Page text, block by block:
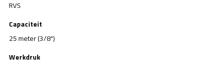
RVS
Capaciteit
25 meter (3/8")
Werkdruk